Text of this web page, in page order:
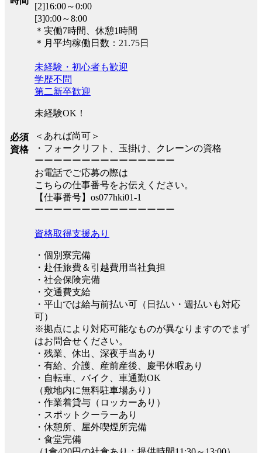
[2]16:00～0:00
[3]0:00～8:00
＊実働7時間、休憩1時間
＊月平均稼働日数：21.75日
必須
資格
未経験・初心者も歓迎
学歴不問
第二新卒歓迎
未経験OK！
＜あれば尚可＞
・フォークリフト、玉掛け、クレーンの資格
ーーーーーーーーーーーーーーー
お電話でご応募の際は
こちらの仕事番号をお伝えください。
【仕事番号】os077hki01-1
ーーーーーーーーーーーーーーー
資格取得支援あり
・個別寮完備
・赴任旅費＆引越費用当社負担
・社会保険完備
・交通費支給
・平山では給与前払い可（日払い・週払いも対応
可）
※拠点により対応可能なものが異なりますのでまず
はお問合せください。
・残業、休出、深夜手当あり
・有給、介護、産前産後、慶弔休暇あり
・自転車、バイク、車通勤OK
（敷地内に無料駐車場あり）
・作業着貸与（ロッカーあり）
・スポットクーラーあり
・休憩所、屋外喫煙所完備
・食堂完備